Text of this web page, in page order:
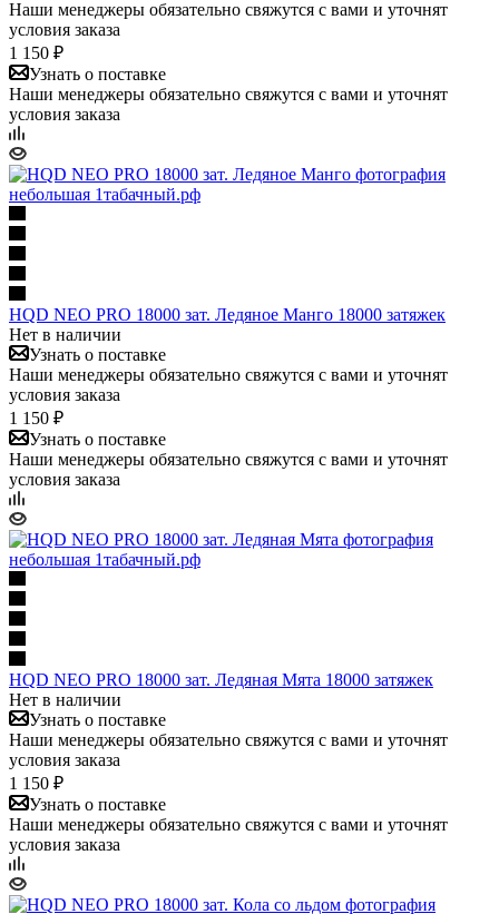
Наши менеджеры обязательно свяжутся с вами и уточнят
условия заказа
1 150 ₽
Узнать о поставке
Наши менеджеры обязательно свяжутся с вами и уточнят
условия заказа
HQD NEO PRO 18000 зат. Ледяное Манго 18000 затяжек
Нет в наличии
Узнать о поставке
Наши менеджеры обязательно свяжутся с вами и уточнят
условия заказа
1 150 ₽
Узнать о поставке
Наши менеджеры обязательно свяжутся с вами и уточнят
условия заказа
HQD NEO PRO 18000 зат. Ледяная Мята 18000 затяжек
Нет в наличии
Узнать о поставке
Наши менеджеры обязательно свяжутся с вами и уточнят
условия заказа
1 150 ₽
Узнать о поставке
Наши менеджеры обязательно свяжутся с вами и уточнят
условия заказа